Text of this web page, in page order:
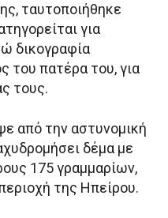
ταυτοποιήθηκε
για
δικογραφία
του πατέρα του, για
τους.
από την αστυνομική
δέμα με
175 γραμμαρίων,
της Ηπείρου.